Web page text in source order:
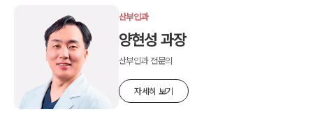
산부인과
양현성 과장
산부인과 전문의
자세히 보기